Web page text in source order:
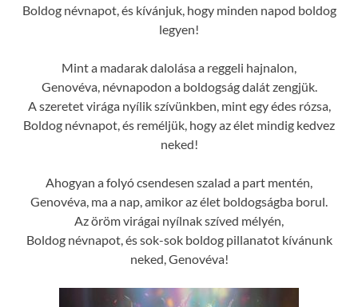
Boldog névnapot, és kívánjuk, hogy minden napod boldog
legyen!
Mint a madarak dalolása a reggeli hajnalon,
Genovéva, névnapodon a boldogság dalát zengjük.
A szeretet virága nyílik szívünkben, mint egy édes rózsa,
Boldog névnapot, és reméljük, hogy az élet mindig kedvez
neked!
Ahogyan a folyó csendesen szalad a part mentén,
Genovéva, ma a nap, amikor az élet boldogságba borul.
Az öröm virágai nyílnak szíved mélyén,
Boldog névnapot, és sok-sok boldog pillanatot kívánunk
neked, Genovéva!